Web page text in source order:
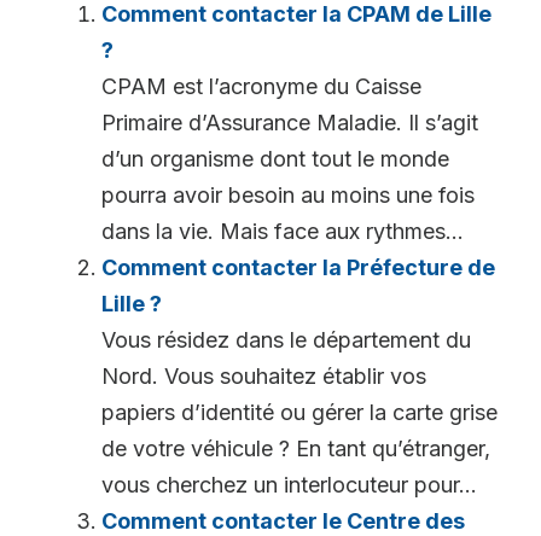
Comment contacter la CPAM de Lille
?
CPAM est l’acronyme du Caisse
Primaire d’Assurance Maladie. Il s’agit
d’un organisme dont tout le monde
pourra avoir besoin au moins une fois
dans la vie. Mais face aux rythmes...
Comment contacter la Préfecture de
Lille ?
Vous résidez dans le département du
Nord. Vous souhaitez établir vos
papiers d’identité ou gérer la carte grise
de votre véhicule ? En tant qu’étranger,
vous cherchez un interlocuteur pour...
Comment contacter le Centre des